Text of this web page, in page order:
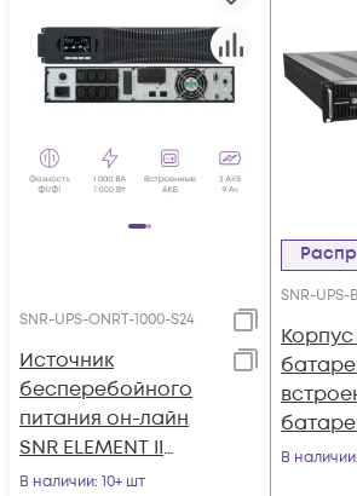
SNR-UPS-ONRT-1000-S24
Источник
бесперебойного
питания он-лайн
SNR ELEMENT II
1000ВА/1000Вт (PF-
В наличии: 10+ шт
SNR-UPS-
В наличии